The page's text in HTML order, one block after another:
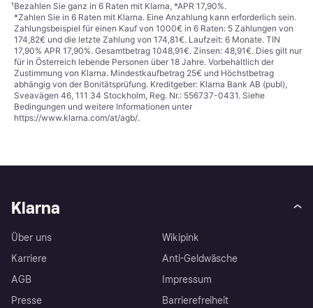
¹Bezahlen Sie ganz in 6 Raten mit Klarna, *APR 17,90%.
*Zahlen Sie in 6 Raten mit Klarna. Eine Anzahlung kann erforderlich sein.
Zahlungsbeispiel für einen Kauf von 1000€ in 6 Raten: 5 Zahlungen von
174,82€ und die letzte Zahlung von 174,81€. Laufzeit: 6 Monate. TIN
17,90% APR 17,90%. Gesamtbetrag 1048,91€. Zinsen: 48,91€. Dies gilt nur
für in Österreich lebende Personen über 18 Jahre. Vorbehaltlich der
Zustimmung von Klarna. Mindestkaufbetrag 25€ und Höchstbetrag
abhängig von der Bonitätsprüfung. Kreditgeber: Klarna Bank AB (publ),
Sveavägen 46, 111 34 Stockholm, Reg. Nr.: 556737-0431. Siehe
Bedingungen und weitere Informationen unter
https://www.klarna.com/at/agb/.
Klarna
Über uns
Karriere
AGB
Presse
Wikipink
Anti-Geldwäsche
Impressum
Barrierefreiheit